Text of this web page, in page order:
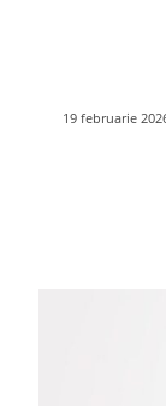
19 februarie